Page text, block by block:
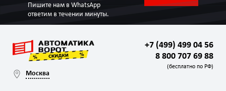
Пишите нам в WhatsApp
ответим в течении минуты.
Москва
+7 (499) 499 04 56
8 800 707 69 88
(бесплатно по РФ)